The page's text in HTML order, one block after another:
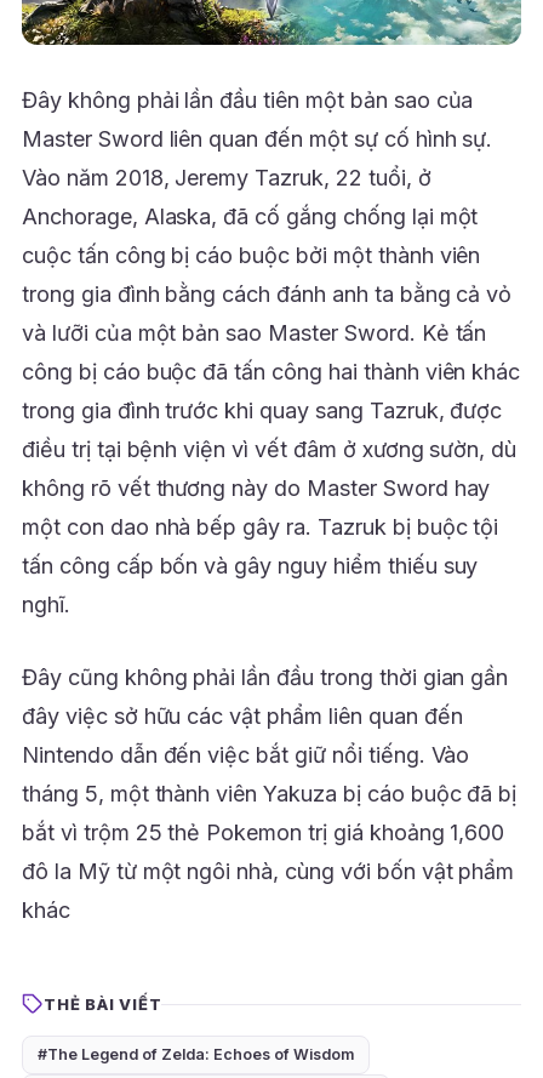
Đây không phải lần đầu tiên một bản sao của
Master Sword liên quan đến một sự cố hình sự.
Vào năm 2018, Jeremy Tazruk, 22 tuổi, ở
Anchorage, Alaska, đã cố gắng chống lại một
cuộc tấn công bị cáo buộc bởi một thành viên
trong gia đình bằng cách đánh anh ta bằng cả vỏ
và lưỡi của một bản sao Master Sword. Kẻ tấn
công bị cáo buộc đã tấn công hai thành viên khác
trong gia đình trước khi quay sang Tazruk, được
điều trị tại bệnh viện vì vết đâm ở xương sườn, dù
không rõ vết thương này do Master Sword hay
một con dao nhà bếp gây ra. Tazruk bị buộc tội
tấn công cấp bốn và gây nguy hiểm thiếu suy
nghĩ.
Đây cũng không phải lần đầu trong thời gian gần
đây việc sở hữu các vật phẩm liên quan đến
Nintendo dẫn đến việc bắt giữ nổi tiếng. Vào
tháng 5, một thành viên Yakuza bị cáo buộc đã bị
bắt vì trộm 25 thẻ Pokemon trị giá khoảng 1,600
đô la Mỹ từ một ngôi nhà, cùng với bốn vật phẩm
khác
THẺ BÀI VIẾT
#The Legend of Zelda: Echoes of Wisdom